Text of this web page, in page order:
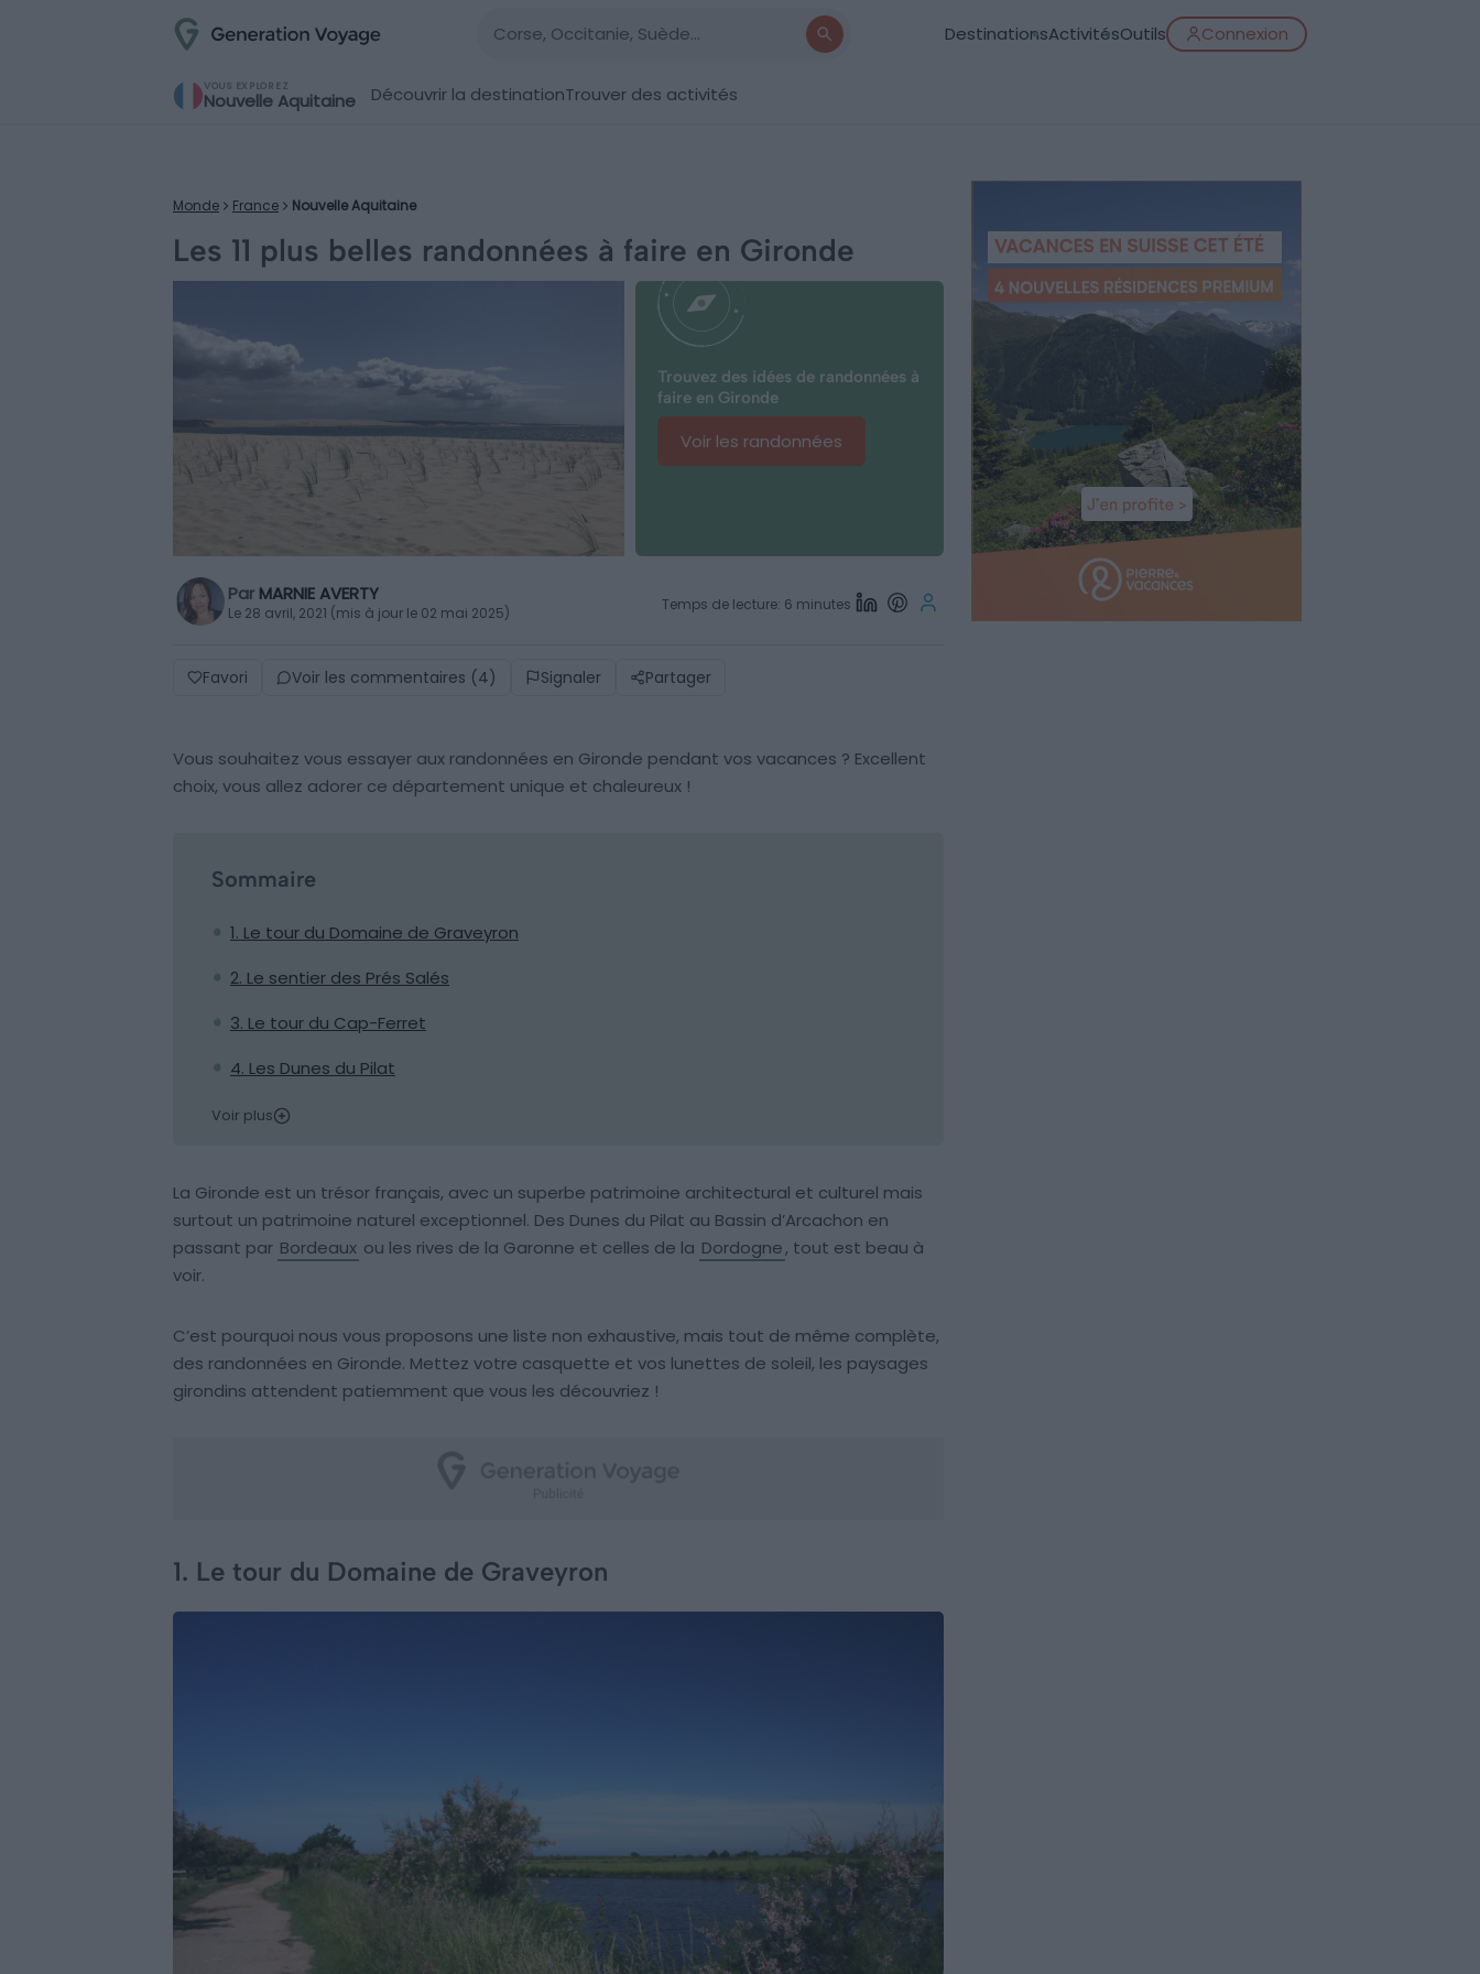
DestinationsActivitésOutils Connexion
VOUS EXPLOREZ
Nouvelle Aquitaine Découvrir la destinationTrouver des activités
Monde France Nouvelle Aquitaine
Les 11 plus belles randonnées à faire en Gironde
Trouvez des idées de randonnées à
faire en Gironde
Voir les randonnées
Par MARNIE AVERTY
Le 28 avril, 2021 (mis à jour le 02 mai 2025) Temps de lecture: 6 minutes
Favori Voir les commentaires (4) Signaler Partager
Vous souhaitez vous essayer aux randonnées en Gironde pendant vos vacances ? Excellent
choix, vous allez adorer ce département unique et chaleureux !
Sommaire
1. Le tour du Domaine de Graveyron
2. Le sentier des Prés Salés
3. Le tour du Cap-Ferret
4. Les Dunes du Pilat
Voir plus
La Gironde est un trésor français, avec un superbe patrimoine architectural et culturel mais
surtout un patrimoine naturel exceptionnel. Des Dunes du Pilat au Bassin d’Arcachon en
passant par Bordeaux ou les rives de la Garonne et celles de la Dordogne, tout est beau à
voir.
C’est pourquoi nous vous proposons une liste non exhaustive, mais tout de même complète,
des randonnées en Gironde. Mettez votre casquette et vos lunettes de soleil, les paysages
girondins attendent patiemment que vous les découvriez !
1. Le tour du Domaine de Graveyron